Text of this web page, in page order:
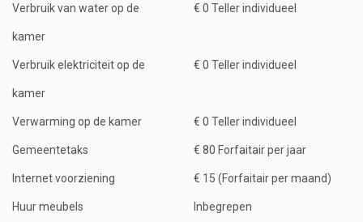
Verbruik van water op de
kamer
€ 0 Teller individueel
Verbruik elektriciteit op de
kamer
€ 0 Teller individueel
Verwarming op de kamer € 0 Teller individueel
Gemeentetaks € 80 Forfaitair per jaar
Internet voorziening € 15 (Forfaitair per maand)
Huur meubels Inbegrepen